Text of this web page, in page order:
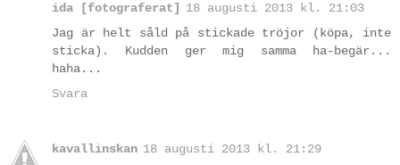
ida [fotograferat]
18 augusti 2013 kl. 21:03
Jag är helt såld på stickade tröjor (köpa, inte
sticka). Kudden ger mig samma ha-begär...
haha...
Svara
kavallinskan 18 augusti 2013 kl. 21:29